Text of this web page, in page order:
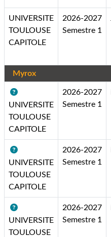
UNIVERSITE
TOULOUSE
CAPITOLE
2026-2027
Semestre 1
Myrox
UNIVERSITE
TOULOUSE
CAPITOLE
2026-2027
Semestre 1
UNIVERSITE
TOULOUSE
CAPITOLE
2026-2027
Semestre 1
UNIVERSITE
TOULOUSE
2026-2027
Semestre 1